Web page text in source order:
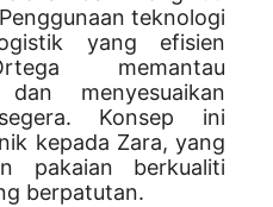
teknologi
yang efisien
memantau
menyesuaikan
Konsep ini
kepada Zara, yang
pakaian berkualiti
berpatutan.